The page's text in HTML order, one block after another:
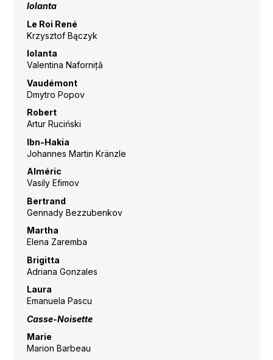
Iolanta
Le Roi René
Krzysztof Bączyk
Iolanta
Valentina Naforniță
Vaudémont
Dmytro Popov
Robert
Artur Ruciński
Ibn-Hakia
Johannes Martin Kränzle
Alméric
Vasily Efimov
Bertrand
Gennady Bezzubenkov
Martha
Elena Zaremba
Brigitta
Adriana Gonzales
Laura
Emanuela Pascu
Casse-Noisette
Marie
Marion Barbeau